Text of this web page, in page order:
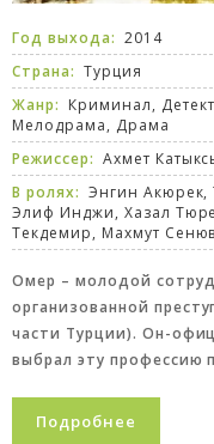
Год выхода: 2014
Страна: Турция
Жанр: Криминал,
Мелодрама, Драма
Режиссер: Ахмет
В ролях: Энгин
Элиф Инджи, Хазал
Текдемир, Махмут
Омер – молодой
организованной
части Турции). Он-
выбрал эту профессию
Подробнее